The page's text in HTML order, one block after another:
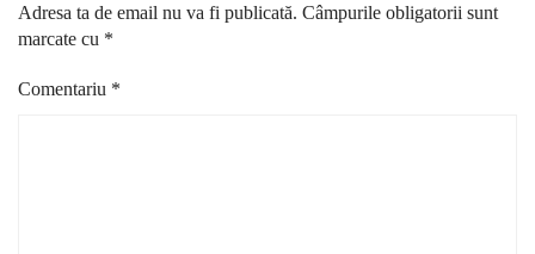
Adresa ta de email nu va fi publicată. Câmpurile obligatorii sunt
marcate cu *
Comentariu *